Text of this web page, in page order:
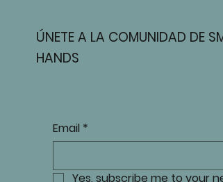
ÚNETE A LA COMUNIDAD DE
HANDS
Email *
Yes, subscribe me to your